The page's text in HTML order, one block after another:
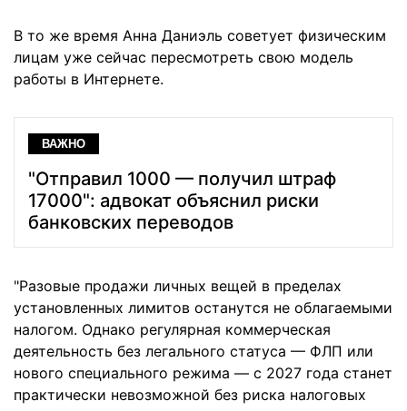
В то же время Анна Даниэль советует физическим
лицам уже сейчас пересмотреть свою модель
работы в Интернете.
ВАЖНО
"Отправил 1000 — получил штраф
17000": адвокат объяснил риски
банковских переводов
"Разовые продажи личных вещей в пределах
установленных лимитов останутся не облагаемыми
налогом. Однако регулярная коммерческая
деятельность без легального статуса — ФЛП или
нового специального режима — с 2027 года станет
практически невозможной без риска налоговых